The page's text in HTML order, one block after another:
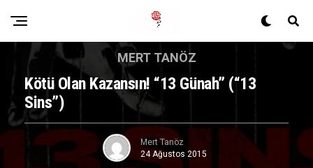
MERT TANÖZ
Kötü Olan Kazansın! “13 Günah” (“13
Sins”)
Mert Tanöz
24 Ağustos 2015